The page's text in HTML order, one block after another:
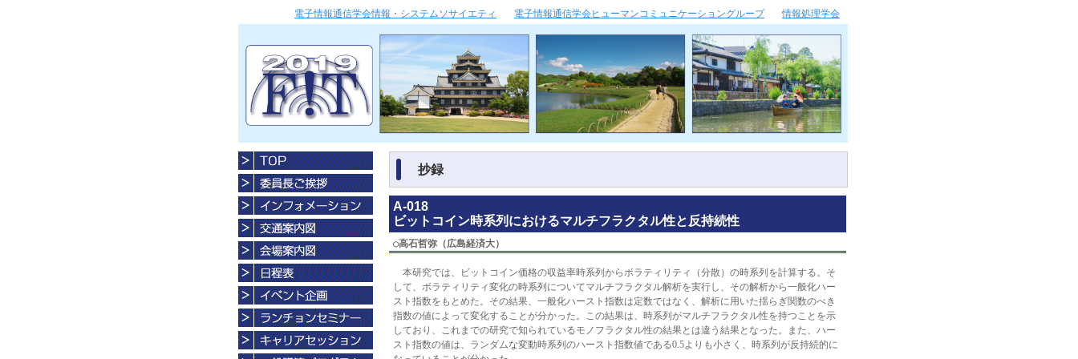
電子情報通信学会情報・システムソサイエティ 電子情報通信学会ヒューマンコミュニケーショングループ 情報処理学会
抄録
A-018
ビットコイン時系列におけるマルチフラクタル性と反持続性
○高石哲弥（広島経済大）
本研究では、ビットコイン価格の収益率時系列からボラティリティ（分散）の時系列を計算する。そ
して、ボラティリティ変化の時系列についてマルチフラクタル解析を実行し、その解析から一般化ハー
スト指数をもとめた。その結果、一般化ハースト指数は定数ではなく、解析に用いた揺らぎ関数のべき
指数の値によって変化することが分かった。この結果は、時系列がマルチフラクタル性を持つことを示
しており、これまでの研究で知られているモノフラクタル性の結果とは違う結果となった。また、ハー
スト指数の値は、ランダムな変動時系列のハースト指数値である0.5よりも小さく、時系列が反持続的に